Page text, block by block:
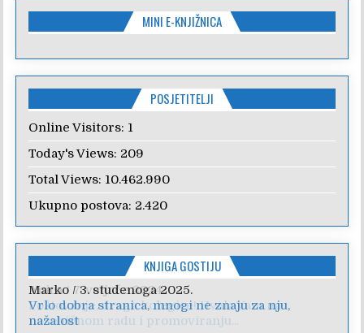
MINI E-KNJIŽNICA
POSJETITELJI
Online Visitors: 1
Today's Views: 209
Total Views: 10.462.990
Ukupno postova: 2.420
KNJIGA GOSTIJU
Anica/7. veljače 2024.
Poštovanje, draga kolegice! Hvala Vam na
nesebičnom radu i promoviranju...